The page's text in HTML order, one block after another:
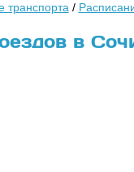
транспорта /
в